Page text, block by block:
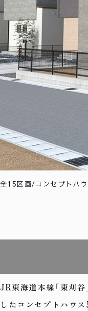
全15区画/コンセプトハ
JR東海道本線「東刈
したコンセプトハウ